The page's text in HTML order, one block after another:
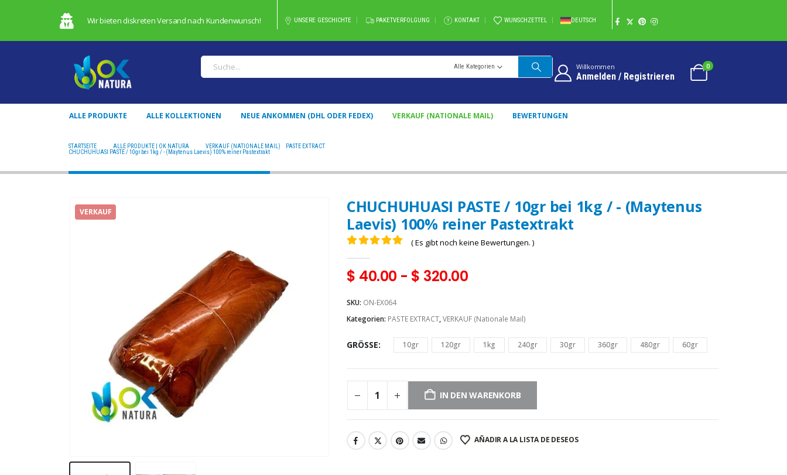
Wir bieten diskreten Versand nach Kundenwunsch! UNSERE GESCHICHTE PAKETVERFOLGUNG KONTAKT WUNSCHZETTEL DEUTSCH
Alle Kategorien Willkommen
Anmelden / Registrieren
0
ALLE PRODUKTE ALLE KOLLEKTIONEN NEUE ANKOMMEN (DHL ODER FEDEX) VERKAUF (NATIONALE MAIL) BEWERTUNGEN
STARTSEITE ALLE PRODUKTE | OK NATURA VERKAUF (NATIONALE MAIL) PASTE EXTRACT
CHUCHUHUASI PASTE / 10gr bei 1kg / - (Maytenus Laevis) 100% reiner Pastextrakt
VERKAUF
CHUCHUHUASI PASTE / 10gr bei 1kg / - (Maytenus
Laevis) 100% reiner Pastextrakt
( Es gibt noch keine Bewertungen. )
$ 40.00 - $ 320.00
SKU: ON-EX064
Kategorien: PASTE EXTRACT,VERKAUF (Nationale Mail)
GRÖSSE 10gr 120gr 1kg 240gr 30gr 360gr 480gr 60gr
IN DEN WARENKORB
AÑADIR A LA LISTA DE DESEOS